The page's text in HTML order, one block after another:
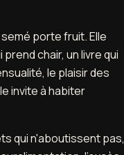
porte fruit. Elle
chair, un livre qui
le plaisir des
invite à habiter
qui n'aboutissent pas,